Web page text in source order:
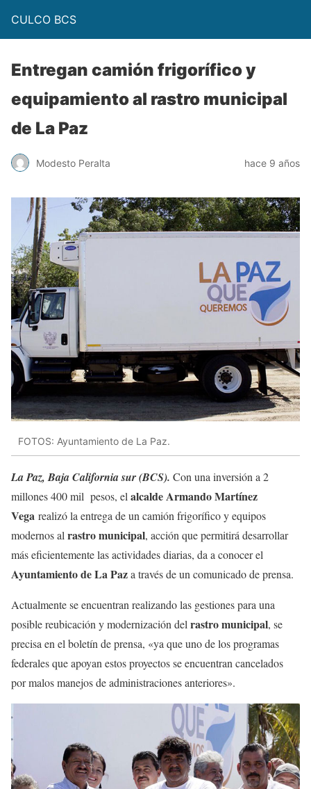
CULCO BCS
Entregan camión frigorífico y
equipamiento al rastro municipal
de La Paz
Modesto Peralta hace 9 años
FOTOS: Ayuntamiento de La Paz.
La Paz, Baja California sur (BCS). Con una inversión a 2
millones 400 mil pesos, el alcalde Armando Martínez
Vega realizó la entrega de un camión frigorífico y equipos
modernos al rastro municipal, acción que permitirá desarrollar
más eficientemente las actividades diarias, da a conocer el
Ayuntamiento de La Paza través de un comunicado de prensa.
Actualmente se encuentran realizando las gestiones para una
posible reubicación y modernización del rastro municipal, se
precisa en el boletín de prensa, «ya que uno de los programas
federales que apoyan estos proyectos se encuentran cancelados
por malos manejos de administraciones anteriores».